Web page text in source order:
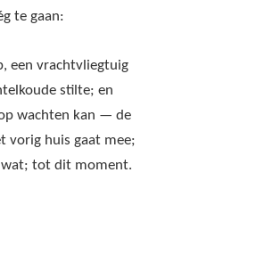
te gaan:
een vrachtvliegtuig
stilte; en
wachten kan — de
vorig huis gaat mee;
wat; tot dit moment.